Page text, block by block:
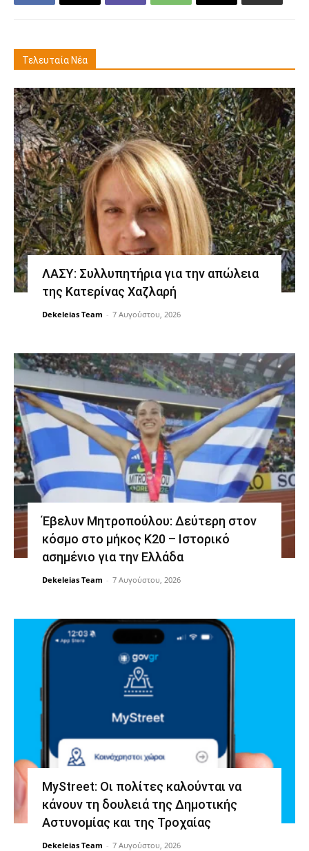
Τελευταία Νέα
ΛΑΣΥ: Συλλυπητήρια για την απώλεια
της Κατερίνας Χαζλαρή
Dekeleias Team - 7 Αυγούστου, 2026
Έβελυν Μητροπούλου: Δεύτερη στον
κόσμο στο μήκος Κ20 – Ιστορικό
ασημένιο για την Ελλάδα
Dekeleias Team - 7 Αυγούστου, 2026
MyStreet: Οι πολίτες καλούνται να
κάνουν τη δουλειά της Δημοτικής
Αστυνομίας και της Τροχαίας
Dekeleias Team - 7 Αυγούστου, 2026